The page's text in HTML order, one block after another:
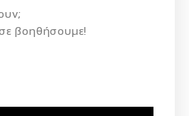
βοηθήσουμε!